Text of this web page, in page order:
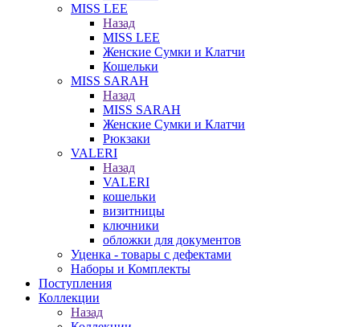
MISS LEE
Назад
MISS LEE
Женские Сумки и Клатчи
Кошельки
MISS SARAH
Назад
MISS SARAH
Женские Сумки и Клатчи
Рюкзаки
VALERI
Назад
VALERI
кошельки
визитницы
ключники
обложки для документов
Уценка - товары с дефектами
Наборы и Комплекты
Поступления
Коллекции
Назад